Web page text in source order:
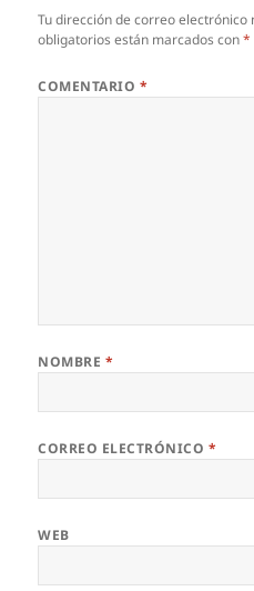
Tu dirección de correo electrónico
obligatorios están marcados con*
COMENTARIO *
NOMBRE *
CORREO ELECTRÓNICO *
WEB